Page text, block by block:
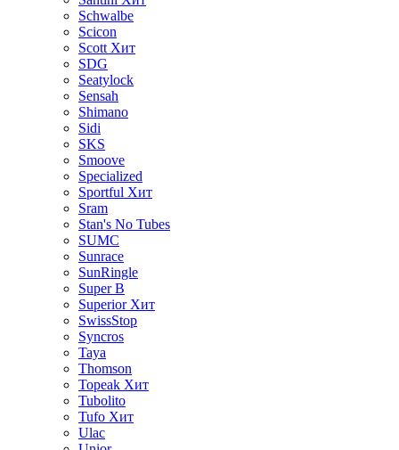
Schwalbe
Scicon
Scott Хит
SDG
Seatylock
Sensah
Shimano
Sidi
SKS
Smoove
Specialized
Sportful Хит
Sram
Stan's No Tubes
SUMC
Sunrace
SunRingle
Super B
Superior Хит
SwissStop
Syncros
Taya
Thomson
Topeak Хит
Tubolito
Tufo Хит
Ulac